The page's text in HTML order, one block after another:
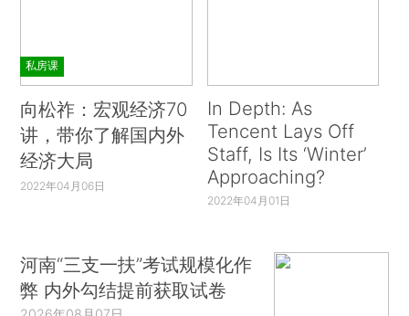
私房课
向松祚：宏观经济70
讲，带你了解国内外
经济大局
2022年04月06日
In Depth: As
Tencent Lays Off
Staff, Is Its ‘Winter’
Approaching?
2022年04月01日
河南“三支一扶”考试规模化作
弊 内外勾结提前获取试卷